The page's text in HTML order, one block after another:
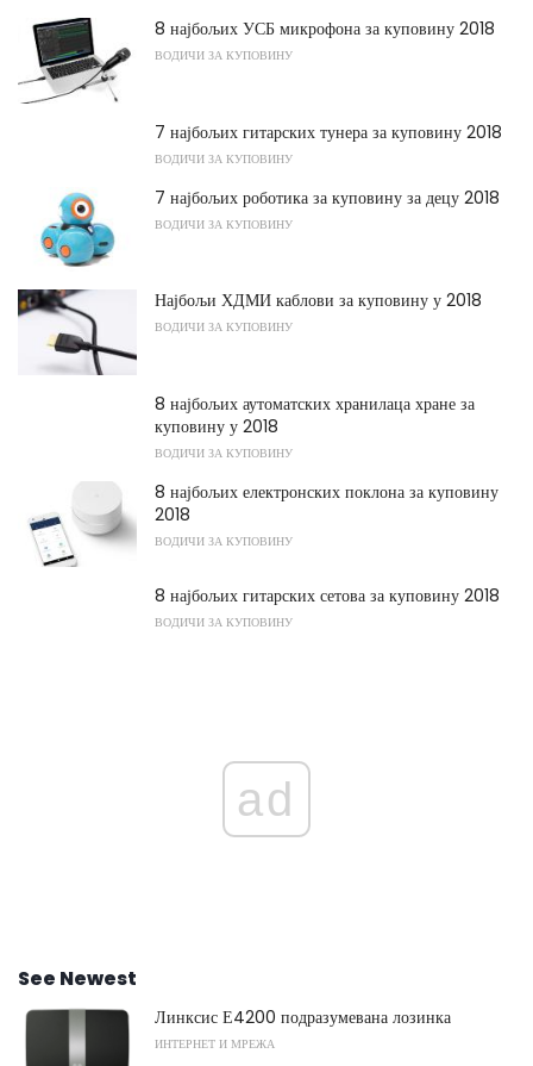
8 најбољих УСБ микрофона за куповину 2018
ВОДИЧИ ЗА КУПОВИНУ
7 најбољих гитарских тунера за куповину 2018
ВОДИЧИ ЗА КУПОВИНУ
7 најбољих роботика за куповину за децу 2018
ВОДИЧИ ЗА КУПОВИНУ
Најбољи ХДМИ каблови за куповину у 2018
ВОДИЧИ ЗА КУПОВИНУ
8 најбољих аутоматских хранилаца хране за
куповину у 2018
ВОДИЧИ ЗА КУПОВИНУ
8 најбољих електронских поклона за куповину
2018
ВОДИЧИ ЗА КУПОВИНУ
8 најбољих гитарских сетова за куповину 2018
ВОДИЧИ ЗА КУПОВИНУ
ad
See Newest
Линксис Е4200 подразумевана лозинка
ИНТЕРНЕТ И МРЕЖА